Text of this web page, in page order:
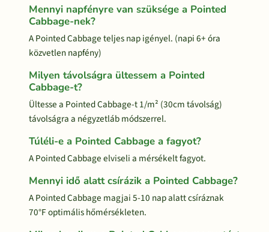
Mennyi napfényre van szüksége a Pointed
Cabbage-nek?
A Pointed Cabbage teljes nap igényel. (napi 6+ óra
közvetlen napfény)
Milyen távolságra ültessem a Pointed
Cabbage-t?
Ültesse a Pointed Cabbage-t 1/m² (30cm távolság)
távolságra a négyzetláb módszerrel.
Túléli-e a Pointed Cabbage a fagyot?
A Pointed Cabbage elviseli a mérsékelt fagyot.
Mennyi idő alatt csírázik a Pointed Cabbage?
A Pointed Cabbage magjai 5-10 nap alatt csíráznak
70°F optimális hőmérsékleten.